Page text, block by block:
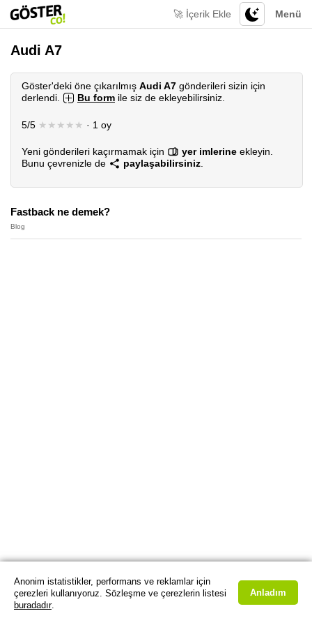
Menü
🚀 İçerik Ekle
Audi A7
Göster'deki öne çıkarılmış Audi A7 gönderileri sizin için
derlendi.
Bu form ile siz de ekleyebilirsiniz.
5/5 ★★★★★ · 1 oy
Yeni gönderileri kaçırmamak için yer imlerine ekleyin.
Bunu çevrenizle de
paylaşabilirsiniz
Fastback ne demek?
Blog
Anonim istatistikler, performans ve reklamlar için
çerezleri kullanıyoruz. Sözleşme ve çerezlerin listesi
buradadır.
Anladım